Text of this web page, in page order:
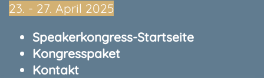
23.⁠ ⁠- 27. April 2025
Speakerkongress-Startseite
Kongresspaket
Kontakt